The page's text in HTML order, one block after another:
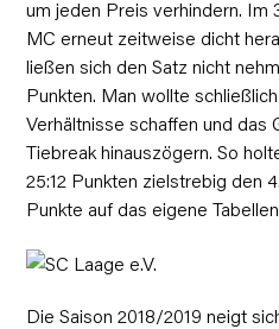
um jeden Preis verhindern. Im
MC erneut zeitweise dicht
ließen sich den Satz nicht
Punkten. Man wollte
Verhältnisse schaffen und das
Tiebreak hinauszögern. So
25:12 Punkten zielstrebig den
Punkte auf das eigene
Die Saison 2018/2019 neigt